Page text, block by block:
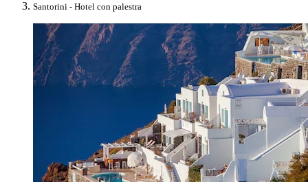
Santorini - Hotel con palestra